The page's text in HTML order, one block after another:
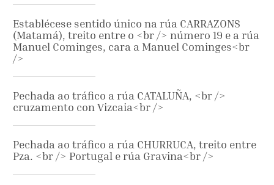
Establécese sentido único na rúa CARRAZONS
(Matamá), treito entre o <br /> número 19 e a rúa
Manuel Cominges, cara a Manuel Cominges<br
/>
Pechada ao tráfico a rúa CATALUÑA, <br />
cruzamento con Vizcaia<br />
Pechada ao tráfico a rúa CHURRUCA, treito entre
Pza. <br /> Portugal e rúa Gravina<br />